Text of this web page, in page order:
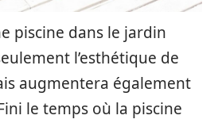
piscine dans le jardin
l’esthétique de
augmentera également
le temps où la piscine